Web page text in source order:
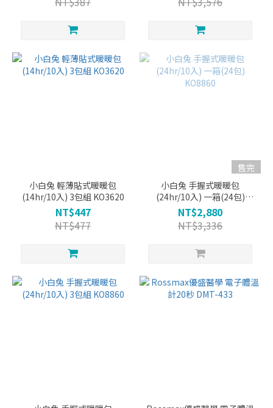
小白兔 輕薄貼式暖暖包
(14hr/10入) 3包組 KO3620
NT$447
NT$477
售完
小白兔 手握式暖暖包
(24hr/10入) 一箱(24包)
KO8860
NT$2,880
NT$3,336